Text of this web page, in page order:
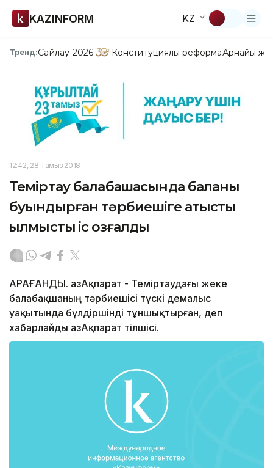
KAZINFORM KZ
Тренд:Сайлау-2026 Конституциялық реформаАрнайы
12:42, 28 Тамыз 2018
Теміртау балабақшасында баланы
буындырған тәрбиешіге қатысты
қылмыстық іс қозғалды
ҚАРАҒАНДЫ. ҚазАқпарат - Теміртаудағы жеке
балабақшаның тәрбиешісі түскі демалыс
уақытында бүлдіршінді тұншықтырған, деп
хабарлайды ҚазАқпарат тілшісі.